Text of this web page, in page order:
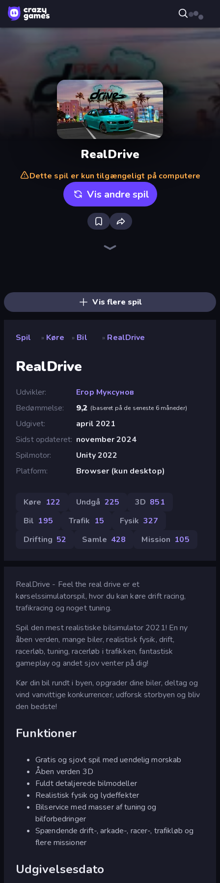
RealDrive
Dette spil er kun tilgængeligt på computere
Vis andre spil
Vis flere spil
Spil » Køre » Bil » RealDrive
RealDrive
Udvikler
Егор Муксунов
Bedømmelse
9,2 (baseret på de seneste 6 måneder)
Udgivet
april 2021
Sidst opdateret november 2024
Spilmotor
Unity 2022
Platform
Browser (kun desktop)
Køre 122 Undgå 225 3D 851
Bil 195 Trafik 15 Fysik 327
Drifting 52 Samle 428 Mission 105
RealDrive - Feel the real drive er et
kørselssimulatorspil, hvor du kan køre drift racing,
trafikracing og noget tuning.
Spil den mest realistiske bilsimulator 2021! En ny
åben verden, mange biler, realistisk fysik, drift,
racerløb, tuning, racerløb i trafikken, fantastisk
gameplay og andet sjov venter på dig!
Kør din bil rundt i byen, opgrader dine biler, deltag og
vind vanvittige konkurrencer, udforsk storbyen og bliv
den bedste!
Funktioner
Gratis og sjovt spil med uendelig morskab
Åben verden 3D
Fuldt detaljerede bilmodeller
Realistisk fysik og lydeffekter
Bilservice med masser af tuning og
bilforbedringer
Spændende drift-, arkade-, racer-, trafikløb og
flere missioner
Udgivelsesdato